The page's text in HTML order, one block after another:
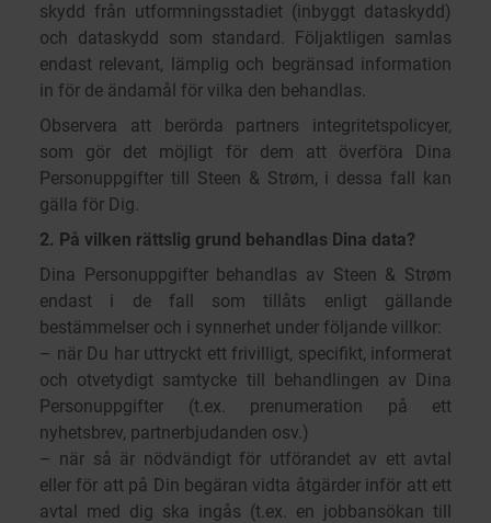
skydd från utformningsstadiet (inbyggt dataskydd)
och dataskydd som standard. Följaktligen samlas
endast relevant, lämplig och begränsad information
in för de ändamål för vilka den behandlas.
Observera att berörda partners integritetspolicyer,
som gör det möjligt för dem att överföra Dina
Personuppgifter till Steen & Strøm, i dessa fall kan
gälla för Dig.
2. På vilken rättslig grund behandlas Dina data?
Dina Personuppgifter behandlas av Steen & Strøm
endast i de fall som tillåts enligt gällande
bestämmelser och i synnerhet under följande villkor:
– när Du har uttryckt ett frivilligt, specifikt, informerat
och otvetydigt samtycke till behandlingen av Dina
Personuppgifter (t.ex. prenumeration på ett
nyhetsbrev, partnerbjudanden osv.)
– när så är nödvändigt för utförandet av ett avtal
eller för att på Din begäran vidta åtgärder inför att ett
avtal med dig ska ingås (t.ex. en jobbansökan till